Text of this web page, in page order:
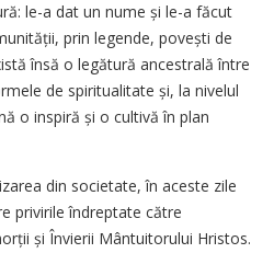
le-a dat un nume și le-a făcut
prin legende, povești de
însă o legătură ancestrală între
de spiritualitate și, la nivelul
o inspiră și o cultivă în plan
din societate, în aceste zile
privirile îndreptate către
și Învierii Mântuitorului Hristos.